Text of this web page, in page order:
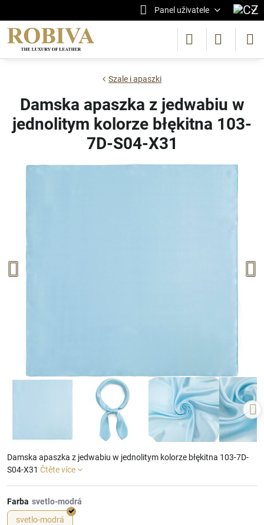
Panel uživatele
Szale i apaszki
Damska apaszka z jedwabiu w
jednolitym kolorze błękitna 103-
7D-S04-X31
Damska apaszka z jedwabiu w jednolitym kolorze błękitna 103-7D-
S04-X31 Čtěte více
Farba
svetlo-modrá